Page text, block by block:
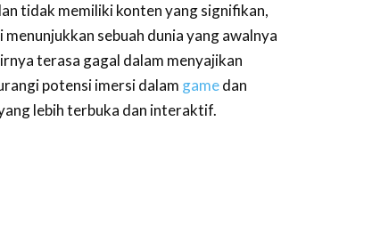
tidak memiliki konten yang signifikan,
sebuah dunia yang awalnya
terasa gagal dalam menyajikan
potensi imersi dalam gamedan
lebih terbuka dan interaktif.